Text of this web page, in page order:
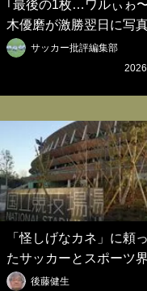
｢最後の1枚…ワルぃゎ
木優磨が激勝翌日に写
枚投稿→渾身の“煽りシ
ト”に興奮！｢最後の1枚
サッカー批評編集部
「怪しげなカネ」に頼
たサッカーとスポーツ
つ未来(4)スポーツを「
後藤健生